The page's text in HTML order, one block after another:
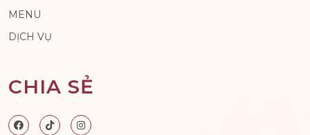
MENU
DỊCH VỤ
CHIA SẺ